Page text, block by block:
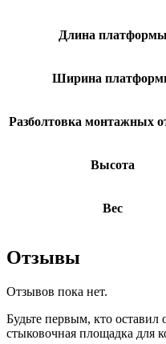
Длина платформы
Ширина
Разболтовка монтажных
Высота
Вес
Отзывы
Отзывов пока нет.
Будьте первым, кто оставил
стыковочная площадка для